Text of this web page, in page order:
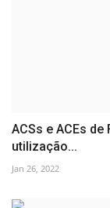
ACSs e ACEs
utilização...
Jan 26, 2022